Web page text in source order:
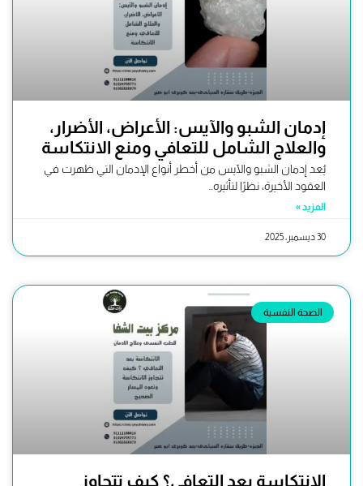
إدمان الشبو والآيس: الأعراض، الأضرار،
والعلاج الشامل للتعافي ومنع الانتكاسة
يُعد إدمان الشبو والآيس من أخطر أنواع الإدمان التي ظهرت في
العقود الأخيرة، نظرًا لتأثيره...
المزيد »
30 ديسمبر، 2025
الصحة النفسية
الانتكاسة بعد التعافي؟ كيف تتجاوز